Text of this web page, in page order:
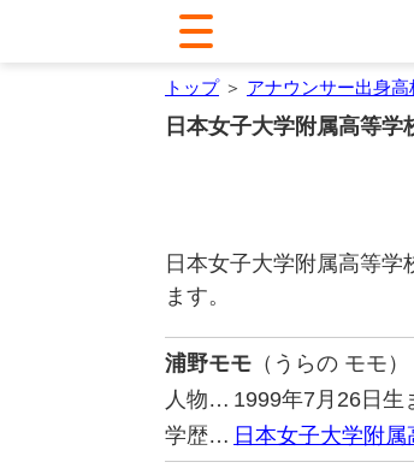
トップ＞ アナウンサー出身
日本女子大学附属高等
日本女子大学附属高等
ます。
浦野モモ （うらの モモ）
人物… 1999年7月26日生
学歴… 日本女子大学附属